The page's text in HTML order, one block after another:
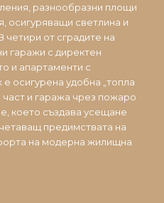
разнообразни площи
осигуряващи светлина и
от сградите на
гаражи с директен
и апартаменти с
осигурена удобна „топла
и гаража чрез пожаро
което създава усещане
предимствата на
на модерна жилищна